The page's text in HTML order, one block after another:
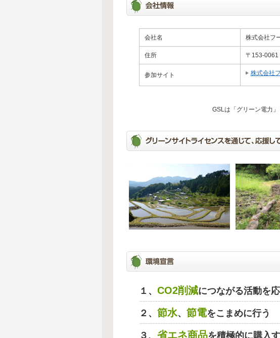
会社名 株式会社フ
住所 〒153-0061
参加サイト 株式会社
GSLは「グリーン電力
１、 CO2削減につながる活動を
２、 節水、 節電をこまめに行う
３、 省エネ商品を積極的に購入